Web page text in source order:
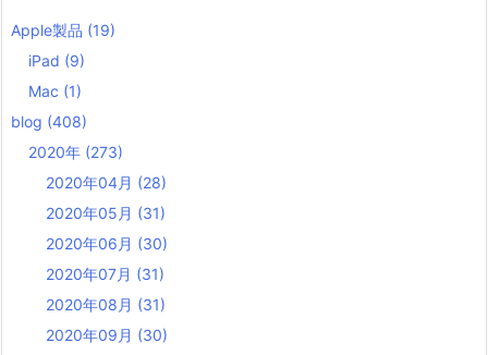
Apple製品 (19)
iPad (9)
Mac (1)
blog (408)
2020年 (273)
2020年04月 (28)
2020年05月 (31)
2020年06月 (30)
2020年07月 (31)
2020年08月 (31)
2020年09月 (30)